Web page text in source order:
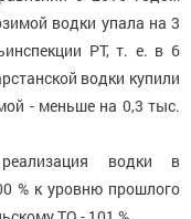
водки упала на 3
РТ, т. е. в 6
водки купили
- меньше на 0,3 тыс.
водки в
% к уровню прошлого